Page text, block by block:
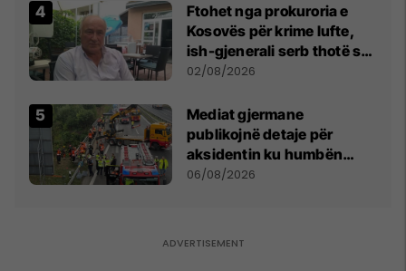
Ftohet nga prokuroria e
Kosovës për krime lufte,
ish-gjenerali serb thotë se
dikush e tradhtoi në
02/08/2026
Mediat gjermane
publikojnë detaje për
aksidentin ku humbën
jetën tre mërgimtarë nga
06/08/2026